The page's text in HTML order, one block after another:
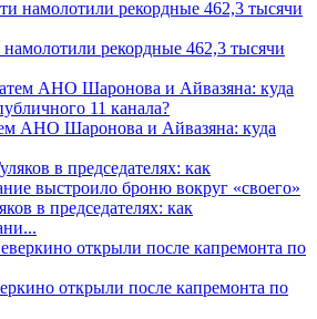
рекордные 462,3 тысячи
АНО Шаронова и Айвазяна: куда
в председателях: как
открыли после капремонта по